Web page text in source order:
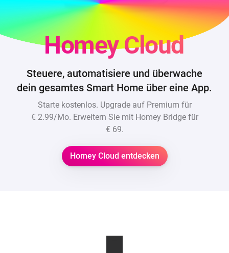
Homey Cloud
Steuere, automatisiere und überwache
dein gesamtes Smart Home über eine App.
Starte kostenlos. Upgrade auf Premium für
€ 2.99/Mo. Erweitern Sie mit Homey Bridge für
€ 69.
Homey Cloud entdecken